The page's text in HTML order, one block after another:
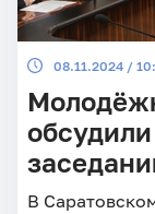
08.11.2024 /
В